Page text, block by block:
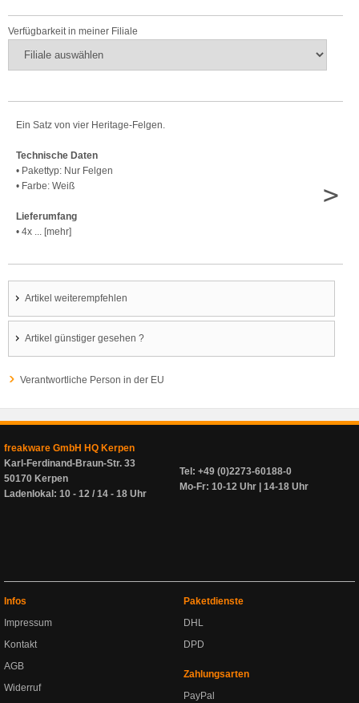
Verfügbarkeit in meiner Filiale
Ein Satz von vier Heritage-Felgen.
Technische Daten
• Pakettyp: Nur Felgen
• Farbe: Weiß
Lieferumfang
• 4x ... [mehr]
>
Artikel weiterempfehlen
Artikel günstiger gesehen ?
Verantwortliche Person in der EU
freakware GmbH HQ Kerpen
Karl-Ferdinand-Braun-Str. 33
50170 Kerpen
Ladenlokal: 10 - 12 / 14 - 18 Uhr
Tel: +49 (0)2273-60188-0
Mo-Fr: 10-12 Uhr | 14-18 Uhr
Infos
Impressum
Kontakt
AGB
Widerruf
Paketdienste
DHL
DPD
Zahlungsarten
PayPal